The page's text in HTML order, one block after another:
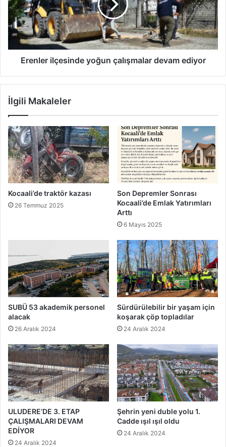
devam
ediyor
Erenler ilçesinde yoğun çalışmalar devam ediyor
İlgili Makaleler
Kocaali’de traktör kazası
26 Temmuz 2025
Son Depremler Sonrası
Kocaali’de Emlak Yatırımları
Arttı
6 Mayıs 2025
SUBÜ 53 akademik personel
alacak
26 Aralık 2024
Sürdürülebilir bir yaşam için
koşarak çöp topladılar
24 Aralık 2024
ULUDERE’DE 3. ETAP
ÇALIŞMALARI DEVAM
EDİYOR
24 Aralık 2024
Şehrin yeni duble yolu 1.
Cadde ışıl ışıl oldu
24 Aralık 2024